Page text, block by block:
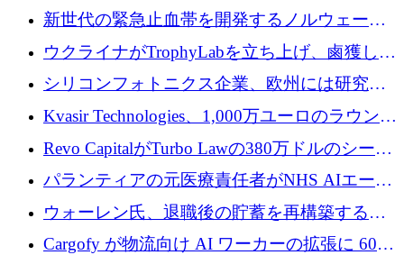
億ユーロの防衛および二重用途成長基金EDM
を開始、ヨーロッパのシリコンフォトニクス
に警告
新世代の緊急止血帯を開発するノルウェーの
スタートアップ企業を紹介する
ウクライナがTrophyLabを立ち上げ、鹵獲した
ロシア兵器を戦場の研究開発プラットフォー
ムに変える
シリコンフォトニクス企業、欧州には研究を
商業的に成功させるためのインフラが不足し
Kvasir Technologies、1,000万ユーロのラウンド
で成長を促進
Revo CapitalがTurbo Lawの380万ドルのシード
ラウンドを主導し、訴訟プラットフォームを
パランティアの元医療責任者がNHS AIエージ
ェントの立ち上げに1,000万ポンドを調達
ウォーレン氏、退職後の貯蓄を再構築するた
めに1,000万ユーロを調達
Cargofy が物流向け AI ワーカーの拡張に 600